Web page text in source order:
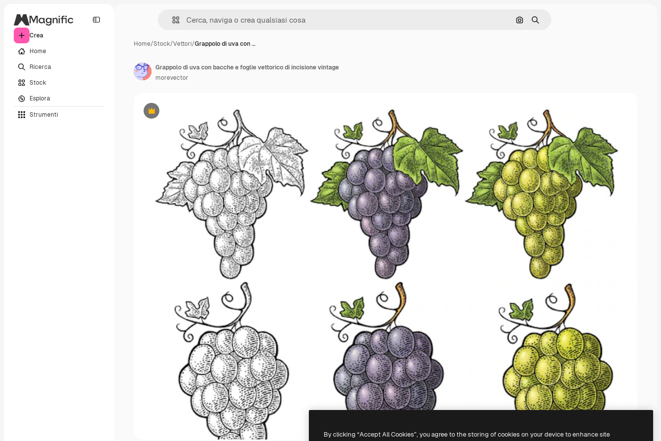
Crea
Home
Ricerca
Stock
Esplora
Strumenti
Cerca per immagine
Ricerca
Home/Stock/Vettori/Grappolo di uva con …
Premium
Grappolo di uva con bacche e foglie vettorico di incisione vintage
morevector
By clicking “Accept All Cookies”, you agree to the storing of cookies on your device to enhance site